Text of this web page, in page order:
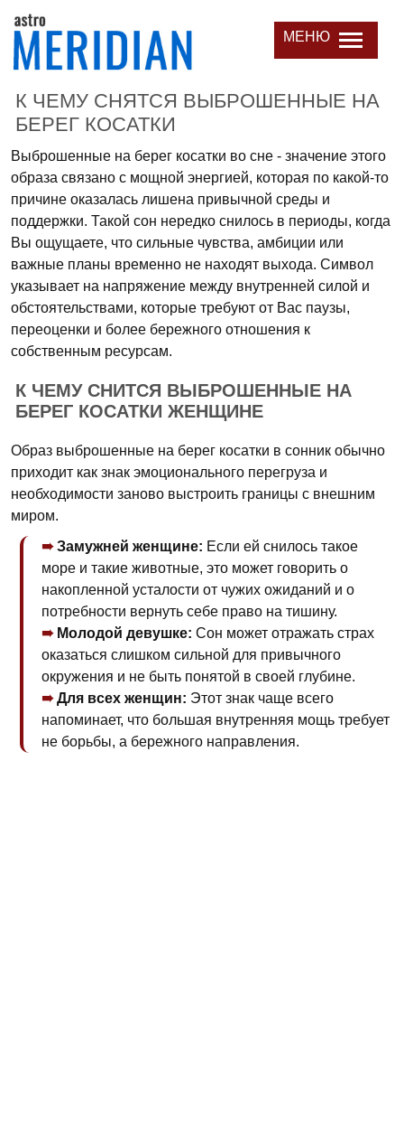
МЕНЮ
К ЧЕМУ СНЯТСЯ ВЫБРОШЕННЫЕ НА
БЕРЕГ КОСАТКИ
Выброшенные на берег косатки во сне - значение этого
образа связано с мощной энергией, которая по какой-то
причине оказалась лишена привычной среды и
поддержки. Такой сон нередко снилось в периоды, когда
Вы ощущаете, что сильные чувства, амбиции или
важные планы временно не находят выхода. Символ
указывает на напряжение между внутренней силой и
обстоятельствами, которые требуют от Вас паузы,
переоценки и более бережного отношения к
собственным ресурсам.
К ЧЕМУ СНИТСЯ ВЫБРОШЕННЫЕ НА
БЕРЕГ КОСАТКИ ЖЕНЩИНЕ
Образ выброшенные на берег косатки в сонник обычно
приходит как знак эмоционального перегруза и
необходимости заново выстроить границы с внешним
миром.
Замужней женщине: Если ей снилось такое
море и такие животные, это может говорить о
накопленной усталости от чужих ожиданий и о
потребности вернуть себе право на тишину.
Молодой девушке: Сон может отражать страх
оказаться слишком сильной для привычного
окружения и не быть понятой в своей глубине.
Для всех женщин: Этот знак чаще всего
напоминает, что большая внутренняя мощь требует
не борьбы, а бережного направления.